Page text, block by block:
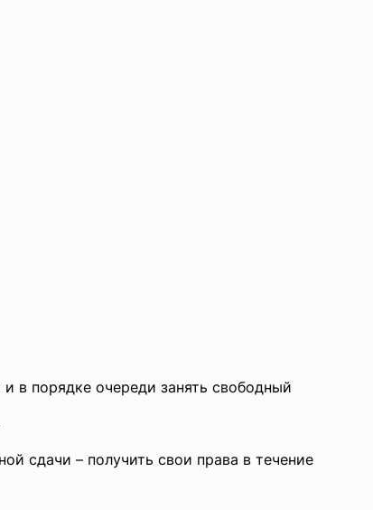
в порядке очереди занять свободный
сдачи – получить свои права в течение